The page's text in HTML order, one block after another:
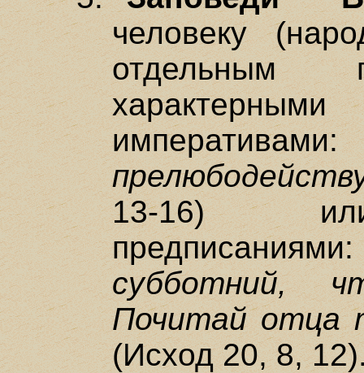
человеку
отдельным
13-16)
субботний,
Почитай отца
(Исход 20, 8,